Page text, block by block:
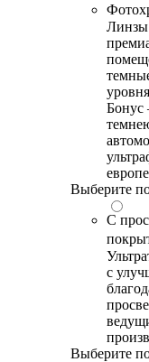
Линзы
Бонус
Выберите
С
с
Выберите